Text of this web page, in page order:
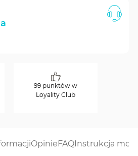
99 punktów w
Loyality Club
OpinieFAQInstrukcja